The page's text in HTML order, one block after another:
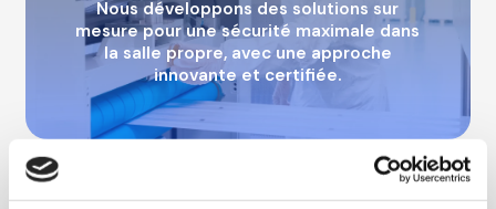
Nous développons des solutions sur
mesure pour une sécurité maximale dans
la salle propre, avec une approche
innovante et certifiée.
Distribution